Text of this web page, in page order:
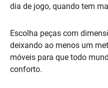
dia de jogo, quando tem
Escolha peças com
deixando ao menos um
móveis para que todo
conforto.